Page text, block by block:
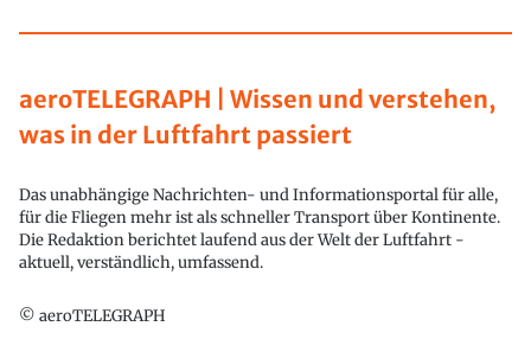
aeroTELEGRAPH | Wissen und verstehen,
was in der Luftfahrt passiert
Das unabhängige Nachrichten- und Informationsportal für alle,
für die Fliegen mehr ist als schneller Transport über Kontinente.
Die Redaktion berichtet laufend aus der Welt der Luftfahrt -
aktuell, verständlich, umfassend.
© aeroTELEGRAPH